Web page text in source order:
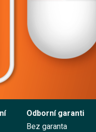
Přihlásit se
Vyzkoušet
Odborní garanti
Bez garanta